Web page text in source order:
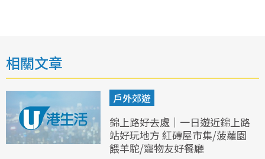
相關文章
戶外郊遊
錦上路好去處｜一日遊近錦上路
站好玩地方 紅磚屋市集/菠蘿園
餵羊駝/寵物友好餐廳